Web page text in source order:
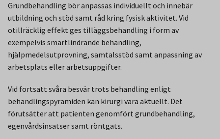
Grundbehandling bör anpassas individuellt och innebär
utbildning och stöd samt råd kring fysisk aktivitet. Vid
otillräcklig effekt ges tilläggsbehandling i form av
exempelvis smärtlindrande behandling,
hjälpmedelsutprovning, samtalsstöd samt anpassning av
arbetsplats eller arbetsuppgifter.
Vid fortsatt svåra besvär trots behandling enligt
behandlingspyramiden kan kirurgi vara aktuellt. Det
förutsätter att patienten genomfört grundbehandling,
egenvårdsinsatser samt röntgats.